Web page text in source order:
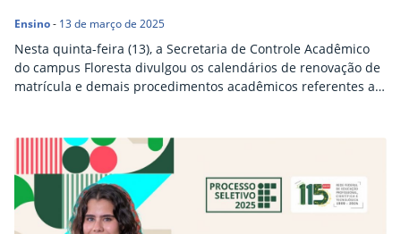
Ensino- 13 de março de 2025
Nesta quinta-feira (13), a Secretaria de Controle Acadêmico
do campus Floresta divulgou os calendários de renovação de
matrícula e demais procedimentos acadêmicos referentes ao
para ajuste das matrículas será de 8 a 22 de abril deste ano.
Nesta fase, os estudantes poderão solicitar a inclusão de
disciplinas que não foram requeridas durante o período
regular de matrícula.